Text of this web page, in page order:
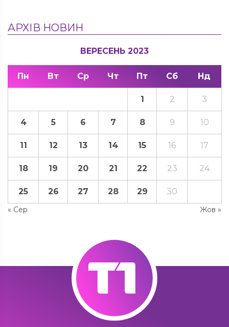
АРХІВ НОВИН
ВЕРЕСЕНЬ 2023
Пн Вт Ср Чт Пт Сб Нд
« Сер Жов »
1 2 3
4 5 6 7 8 9 10
11 12 13 14 15 16 17
18 19 20 21 22 23 24
25 26 27 28 29 30